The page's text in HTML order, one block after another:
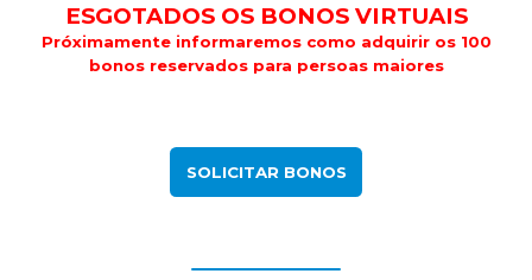
ESGOTADOS OS BONOS VIRTUAIS
Próximamente informaremos como adquirir os 100
bonos reservados para persoas maiores
SOLICITAR BONOS